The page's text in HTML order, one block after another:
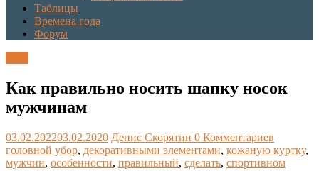
Таблицы
Времена года
Форум
Как правильно носить шапку носок
мужчинам
03.02.202203.02.2020 Денис Скорятин 0 Комментариев
головной убор, декоративными элементами, кожаную куртку,
мужчин, особенности, правильный, сделать, спортивном